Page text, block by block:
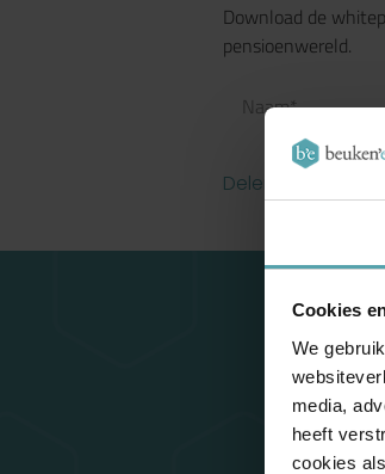
Cookies
We
media,
heeft
cookies
Download de
pensioenwereld.
Delen: